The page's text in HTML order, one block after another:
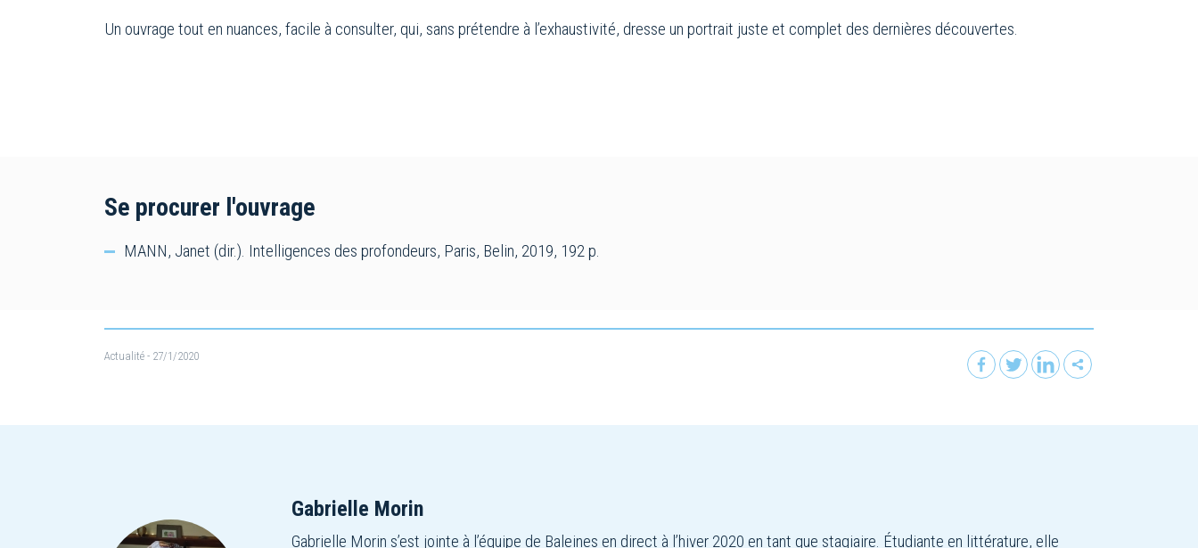
Un ouvrage tout en nuances, facile à consulter, qui, sans prétendre à l’exhaustivité, dresse un portrait juste et complet des dernières découvertes.
Se procurer l'ouvrage
MANN, Janet (dir.). Intelligences des profondeurs, Paris, Belin, 2019, 192 p.
Actualité - 27/1/2020
Gabrielle Morin
Gabrielle Morin s’est jointe à l’équipe de Baleines en direct à l’hiver 2020 en tant que stagiaire. Étudiante en littérature, elle